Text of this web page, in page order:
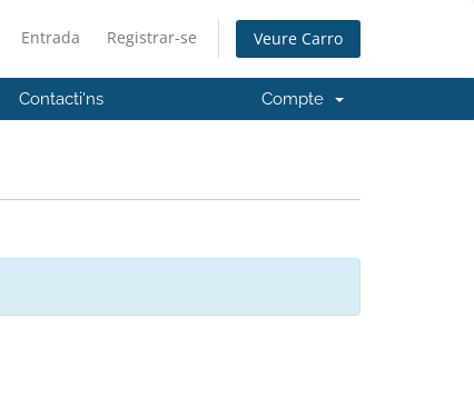
Entrada Registrar-se Veure Carro
Contacti'ns Compte